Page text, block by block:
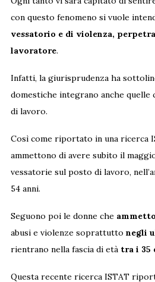
con questo fenomeno si vuole
vessatorio e di violenza,
lavoratore.
Infatti, la giurisprudenza ha
domestiche integrano anche
di lavoro.
Così come riportato in una ricerca
ammettono di avere subito il
vessatorie sul posto di lavoro,
54 anni.
Seguono poi le donne che
abusi e violenze soprattutto negli
rientrano nella fascia di età tra i 35
Questa recente ricerca ISTAT